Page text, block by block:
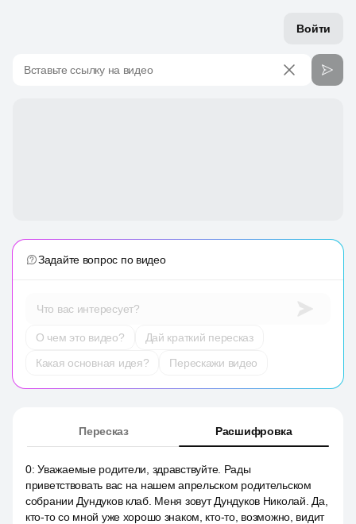
Войти
Вставьте ссылку на видео
Задайте вопрос по видео
Что вас интересует?
О чем это видео?
Дай краткий пересказ
Какая основная идея?
Перескажи видео
Пересказ Расшифровка
0:Уважаемые родители, здравствуйте. Рады
приветствовать вас на нашем апрельском родительском
собрании Дундуков клаб. Меня зовут Дундуков Николай. Да,
кто-то со мной уже хорошо знаком, кто-то, возможно, видит